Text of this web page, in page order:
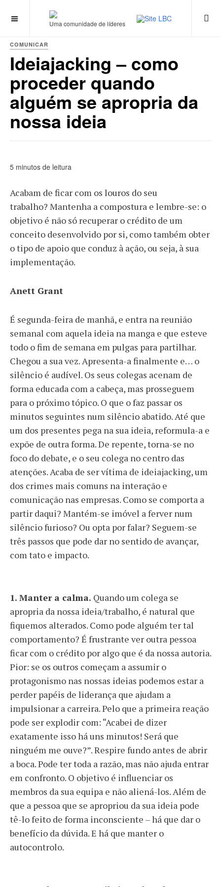
Uma comunidade de líderes
COMUNICAR
Ideiajacking – como
proceder quando
alguém se apropria da
nossa ideia
5 minutos de leitura
Acabam de ficar com os louros do seu
trabalho? Mantenha a compostura e lembre-se: o
objetivo é não só recuperar o crédito de um
conceito desenvolvido por si, como também obter
o tipo de apoio que conduz à ação, ou seja, à sua
implementação.
Anett Grant
É segunda-feira de manhã, e entra na reunião
semanal com aquela ideia na manga e que esteve
todo o fim de semana em pulgas para partilhar.
Chegou a sua vez. Apresenta-a finalmente e… o
silêncio é audível. Os seus colegas acenam de
forma educada com a cabeça, mas prosseguem
para o próximo tópico. O que o faz passar os
minutos seguintes num silêncio abatido. Até que
um dos presentes pega na sua ideia, reformula-a e
expõe de outra forma. De repente, torna-se no
foco do debate, e o seu colega no centro das
atenções. Acaba de ser vítima de ideiajacking, um
dos crimes mais comuns na interação e
comunicação nas empresas. Como se comporta a
partir daqui? Mantém-se imóvel a ferver num
silêncio furioso? Ou opta por falar? Seguem-se
três passos que pode dar no sentido de avançar,
com tato e impacto.
1. Manter a calma. Quando um colega se
apropria da nossa ideia/trabalho, é natural que
fiquemos alterados. Como pode alguém ter tal
comportamento? É frustrante ver outra pessoa
ficar com o crédito por algo que é da nossa autoria.
Pior: se os outros começam a assumir o
protagonismo nas nossas ideias podemos estar a
perder papéis de liderança que ajudam a
impulsionar a carreira. Pelo que a primeira reação
pode ser explodir com: “Acabei de dizer
exatamente isso há uns minutos! Será que
ninguém me ouve?”. Respire fundo antes de abrir
a boca. Pode ter toda a razão, mas não ajuda entrar
em confronto. O objetivo é influenciar os
membros da sua equipa e não aliená-los. Além de
que a pessoa que se apropriou da sua ideia pode
tê-lo feito de forma inconsciente – há que dar o
benefício da dúvida. E há que manter o
autocontrolo.